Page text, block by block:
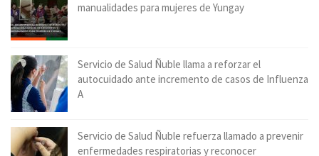
manualidades para mujeres de Yungay
Servicio de Salud Ñuble llama a reforzar el
autocuidado ante incremento de casos de Influenza
A
Servicio de Salud Ñuble refuerza llamado a prevenir
enfermedades respiratorias y reconocer